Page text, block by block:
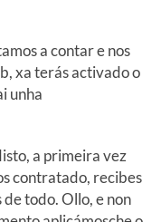
a contar e nos
xa terás activado o
unha
a primeira vez
contratado, recibes
de todo. Ollo, e non